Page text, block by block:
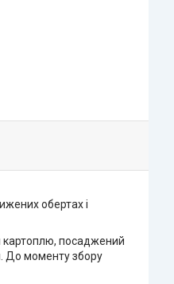
обертах і
посаджений
До моменту збору